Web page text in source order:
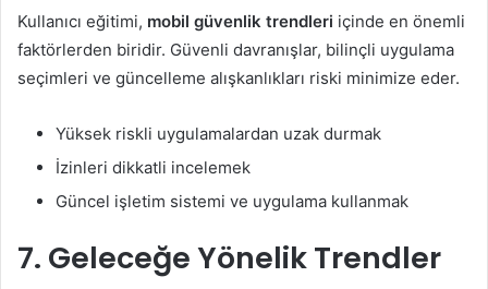
Kullanıcı eğitimi, mobil güvenlik trendleri içinde en önemli
faktörlerden biridir. Güvenli davranışlar, bilinçli uygulama
seçimleri ve güncelleme alışkanlıkları riski minimize eder.
Yüksek riskli uygulamalardan uzak durmak
İzinleri dikkatli incelemek
Güncel işletim sistemi ve uygulama kullanmak
7. Geleceğe Yönelik Trendler